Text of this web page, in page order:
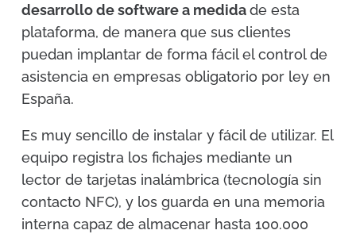
desarrollo de software a medidade esta
plataforma, de manera que sus clientes
puedan implantar de forma fácil el control de
asistencia en empresas obligatorio por ley en
España.
Es muy sencillo de instalar y fácil de utilizar. El
equipo registra los fichajes mediante un
lector de tarjetas inalámbrica (tecnología sin
contacto NFC), y los guarda en una memoria
interna capaz de almacenar hasta 100.000